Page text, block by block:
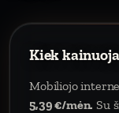
Kiek
Mobiliojo
5,39 €/mėn. Su